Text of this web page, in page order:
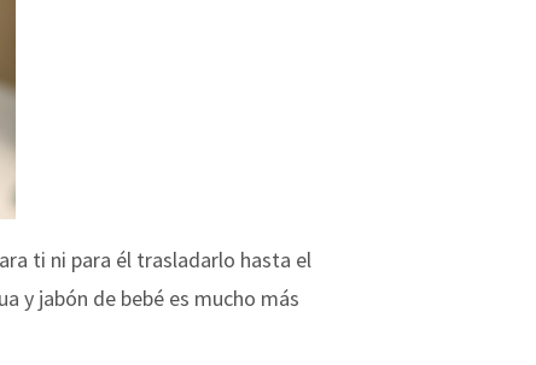
ti ni para él trasladarlo hasta el
y jabón de bebé es mucho más